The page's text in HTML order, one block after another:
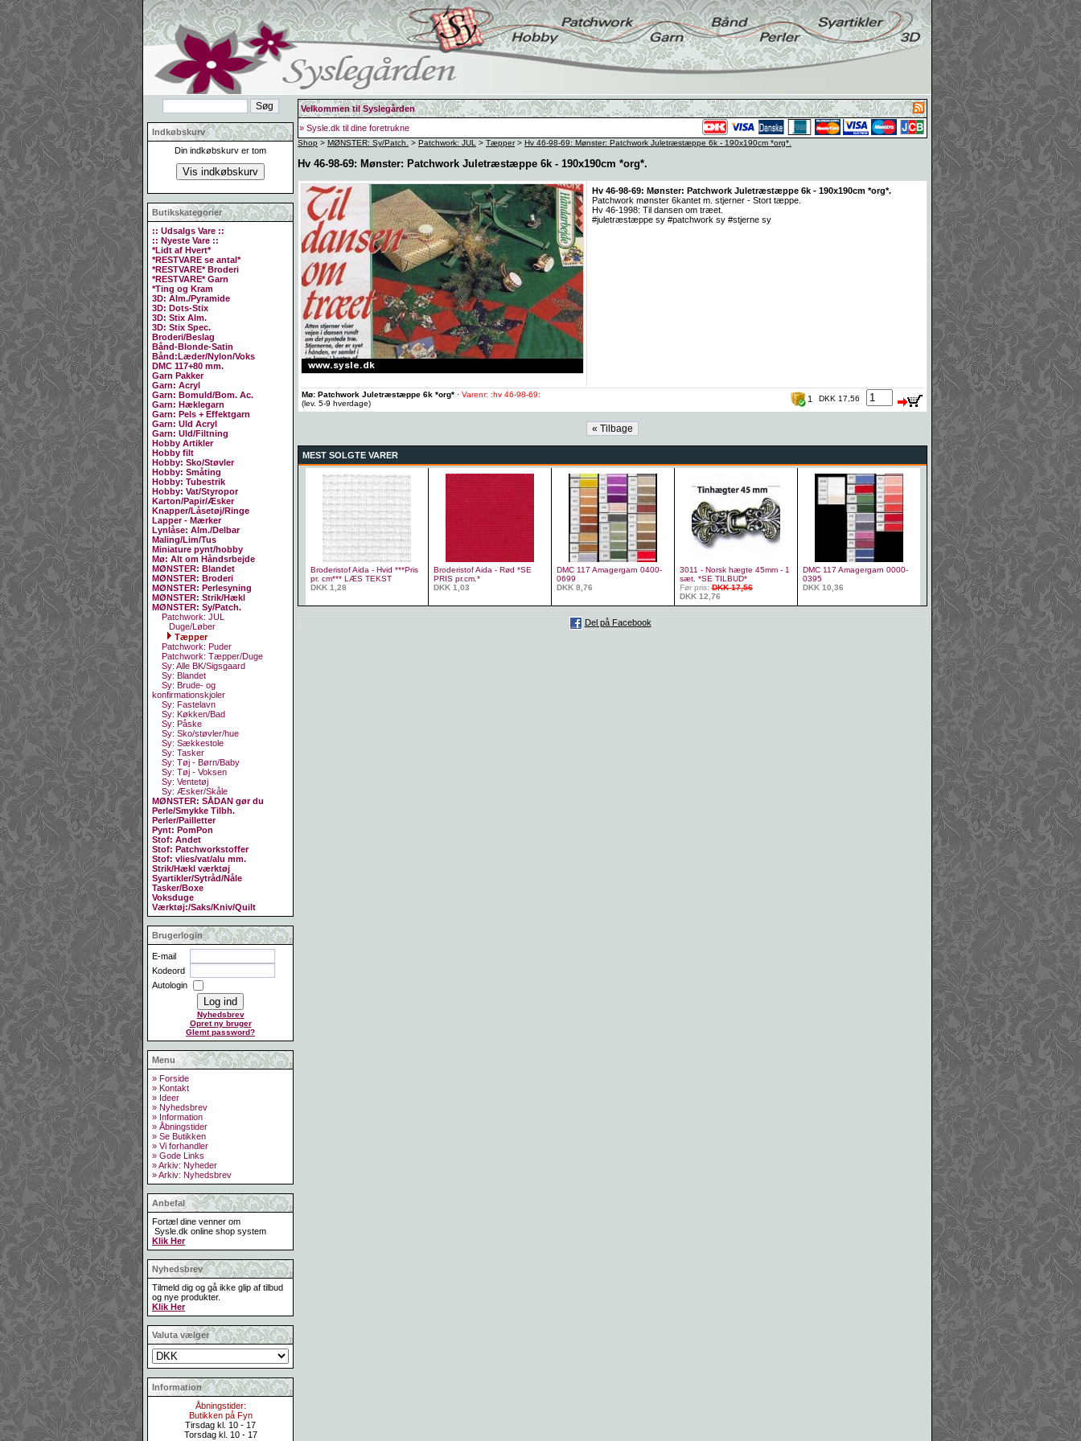
Indkøbskurv
Din indkøbskurv er tom
Butikskategorier
:: Udsalgs Vare ::
:: Nyeste Vare ::
*Lidt af Hvert*
*RESTVARE se antal*
*RESTVARE* Broderi
*RESTVARE* Garn
*Ting og Kram
3D: Alm./Pyramide
3D: Dots-Stix
3D: Stix Alm.
3D: Stix Spec.
Broderi/Beslag
Bånd-Blonde-Satin
Bånd:Læder/Nylon/Voks
DMC 117+80 mm.
Garn Pakker
Garn: Acryl
Garn: Bomuld/Bom. Ac.
Garn: Hæklegarn
Garn: Pels + Effektgarn
Garn: Uld Acryl
Garn: Uld/Filtning
Hobby Artikler
Hobby filt
Hobby: Sko/Støvler
Hobby: Småting
Hobby: Tubestrik
Hobby: Vat/Styropor
Karton/Papir/Æsker
Knapper/Låsetøj/Ringe
Lapper - Mærker
Lynlåse: Alm./Delbar
Maling/Lim/Tus
Miniature pynt/hobby
Mø: Alt om Håndsrbejde
MØNSTER: Blandet
MØNSTER: Broderi
MØNSTER: Perlesyning
MØNSTER: Strik/Hækl
MØNSTER: Sy/Patch.
Patchwork: JUL
Duge/Løber
Tæpper
Patchwork: Puder
Patchwork: Tæpper/Duge
Sy: Alle BK/Sigsgaard
Sy: Blandet
Sy: Brude- og
konfirmationskjoler
Sy: Fastelavn
Sy: Køkken/Bad
Sy: Påske
Sy: Sko/støvler/hue
Sy: Sækkestole
Sy: Tasker
Sy: Tøj - Børn/Baby
Sy: Tøj - Voksen
Sy: Ventetøj
Sy: Æsker/Skåle
MØNSTER: SÅDAN gør du
Perle/Smykke Tilbh.
Perler/Pailletter
Pynt: PomPon
Stof: Andet
Stof: Patchworkstoffer
Stof: vlies/vat/alu mm.
Strik/Hækl værktøj
Syartikler/Sytråd/Nåle
Tasker/Boxe
Voksduge
Værktøj:/Saks/Kniv/Quilt
Brugerlogin
E-mail
Kodeord
Autologin
Nyhedsbrev
Opret ny bruger
Glemt password?
Menu
» Forside
» Kontakt
» Ideer
» Nyhedsbrev
» Information
» Åbningstider
» Se Butikken
» Vi forhandler
» Gode Links
» Arkiv: Nyheder
» Arkiv: Nyhedsbrev
Anbefal
Fortæl dine venner om
Sysle.dk online shop system
Klik Her
Nyhedsbrev
Tilmeld dig og gå ikke glip af tilbud
og nye produkter.
Klik Her
Valuta vælger
Information
Åbningstider:
Butikken på Fyn
Tirsdag kl. 10 - 17
Torsdag kl. 10 - 17
Velkommen til Syslegården
» Sysle.dk til dine foretrukne
Shop > MØNSTER: Sy/Patch. > Patchwork: JUL > Tæpper> Hv 46-98-69: Mønster: Patchwork Juletræstæppe 6k - 190x190cm *org*.
Hv 46-98-69: Mønster: Patchwork Juletræstæppe 6k - 190x190cm *org*.
Hv 46-98-69: Mønster: Patchwork Juletræstæppe 6k - 190x190cm *org*.
Patchwork mønster 6kantet m. stjerner - Stort tæppe.
Hv 46-1998: Til dansen om træet.
#juletræstæppe sy #patchwork sy #stjerne sy
Mø: Patchwork Juletræstæppe 6k *org* · Varenr: :hv 46-98-69:
(lev. 5-9 hverdage)
1 DKK 17,56
MEST SOLGTE VARER
Broderistof Aida - Hvid ***Pris
pr. cm*** LÆS TEKST
DKK 1,28
Broderistof Aida - Rød *SE
PRIS pr.cm.*
DKK 1,03
DMC 117 Amagergarn 0400-
0699
DKK 8,76
3011 - Norsk hægte 45mm - 1
sæt. *SE TILBUD*
Før pris:DKK 17,56
DKK 12,76
DMC 117 Amagergarn 0000-
0395
DKK 10,36
Del på Facebook